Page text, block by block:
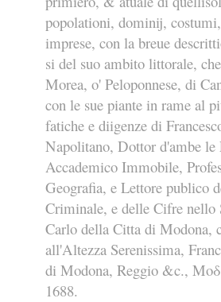
popolationi, dominij,
imprese, con la breue
si del suo ambito littorale,
Morea, o' Peloponnese, di
con le sue piante in rame al
fatiche e diigenze di
Napolitano, Dottor d'ambe le
Accademico Immobile,
Geografia, e Lettore publico
Criminale, e delle Cifre nello
Carlo della Citta di Modona,
all'Altezza Serenissima,
di Modona, Reggio &c.,
1688.